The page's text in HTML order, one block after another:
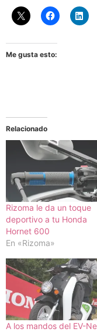
Me gusta esto:
Relacionado
Rizoma le da un toque
deportivo a tu Honda
Hornet 600
En «Rizoma»
A los mandos del EV-